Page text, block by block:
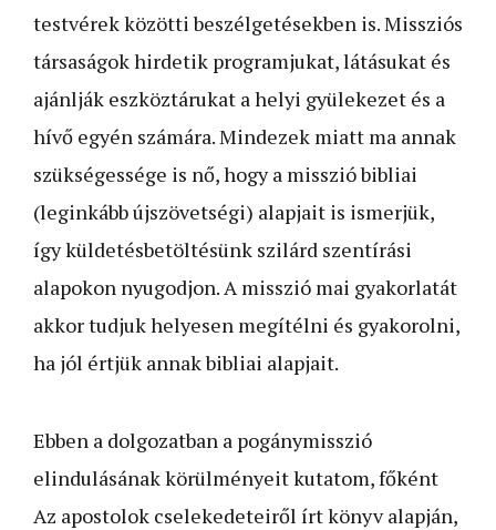
testvérek közötti beszélgetésekben is. Missziós
társaságok hirdetik programjukat, látásukat és
ajánlják eszköztárukat a helyi gyülekezet és a
hívő egyén számára. Mindezek miatt ma annak
szükségessége is nő, hogy a misszió bibliai
(leginkább újszövetségi) alapjait is ismerjük,
így küldetésbetöltésünk szilárd szentírási
alapokon nyugodjon. A misszió mai gyakorlatát
akkor tudjuk helyesen megítélni és gyakorolni,
ha jól értjük annak bibliai alapjait.
Ebben a dolgozatban a pogánymisszió
elindulásának körülményeit kutatom, főként
Az apostolok cselekedeteiről írt könyv alapján,